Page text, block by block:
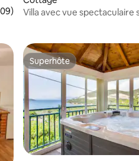
moyenne sur la base de 509
Villa avec vue spectaculaire
Superhôte
Superhôte